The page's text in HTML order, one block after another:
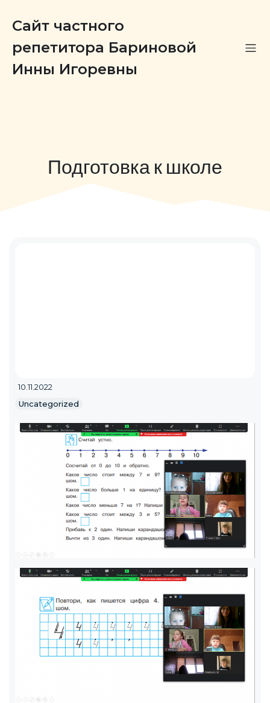
Сайт частного
репетитора Бариновой
Инны Игоревны
Подготовка к школе
10.11.2022
Uncategorized